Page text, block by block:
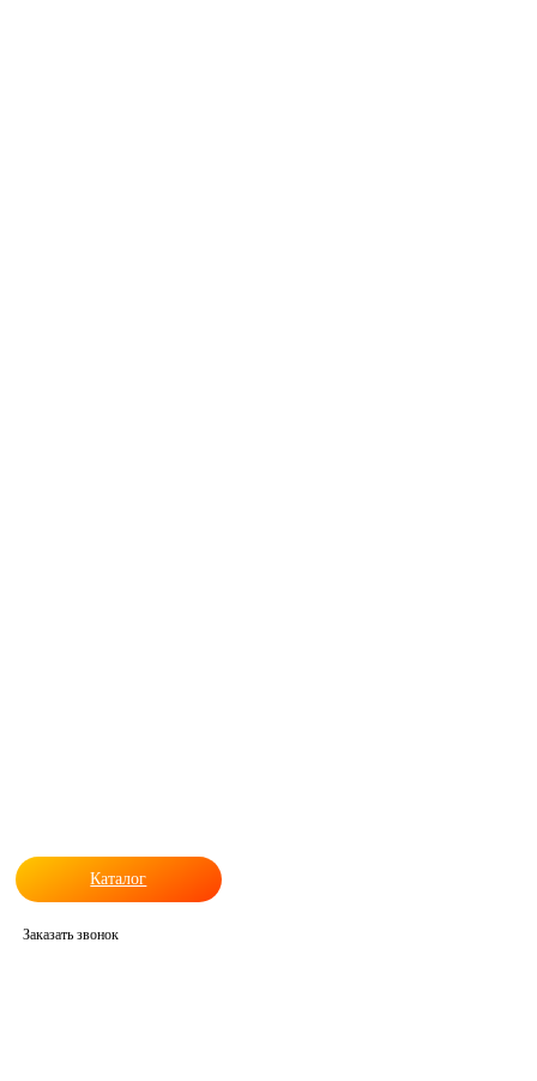
Каталог
Заказать звонок